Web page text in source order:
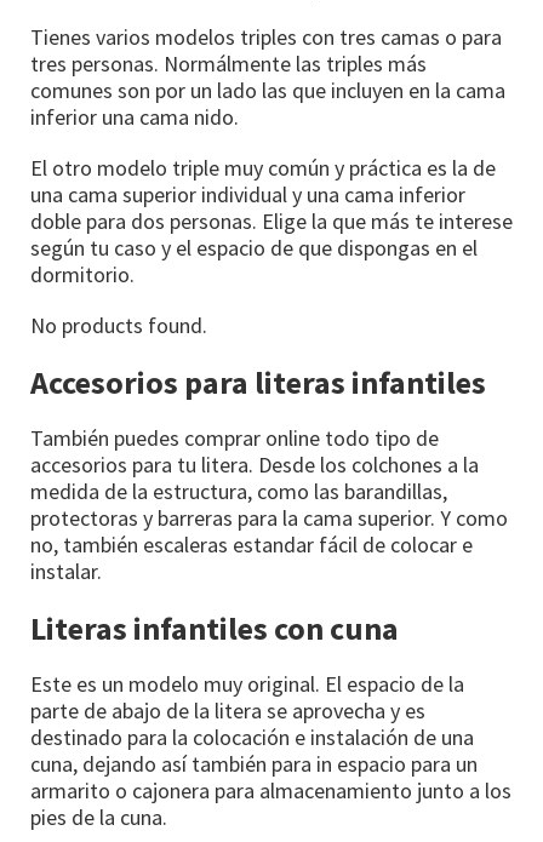
Tienes varios modelos triples con tres camas o para
tres personas. Normálmente las triples más
comunes son por un lado las que incluyen en la cama
inferior una cama nido.
El otro modelo triple muy común y práctica es la de
una cama superior individual y una cama inferior
doble para dos personas. Elige la que más te interese
según tu caso y el espacio de que dispongas en el
dormitorio.
No products found.
Accesorios para literas infantiles
También puedes comprar online todo tipo de
accesorios para tu litera. Desde los colchones a la
medida de la estructura, como las barandillas,
protectoras y barreras para la cama superior. Y como
no, también escaleras estandar fácil de colocar e
instalar.
Literas infantiles con cuna
Este es un modelo muy original. El espacio de la
parte de abajo de la litera se aprovecha y es
destinado para la colocación e instalación de una
cuna, dejando así también para in espacio para un
armarito o cajonera para almacenamiento junto a los
pies de la cuna.